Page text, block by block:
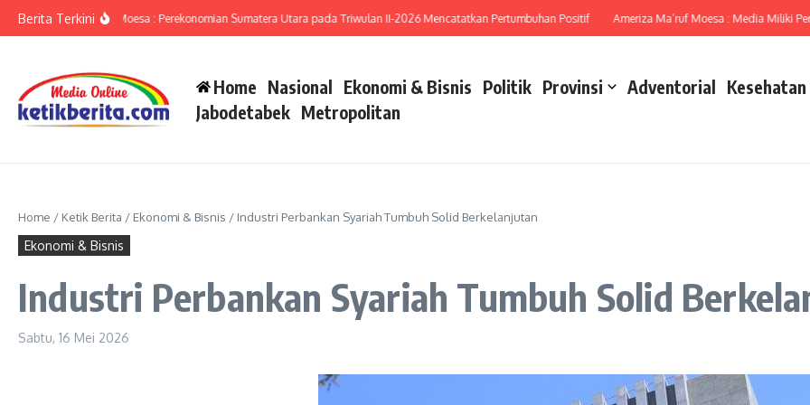
Berita Terkini
Ameriza Ma’ruf Moesa : Perekonomian Sumatera Utara pada Triwulan II-2026 Mencatatkan Pertumbuhan Positif Ameriza Ma’ruf Moesa : Media Miliki Peran
Home Nasional Ekonomi & Bisnis Politik Provinsi Adventorial Kesehatan
Jabodetabek Metropolitan
Home / Ketik Berita / Ekonomi & Bisnis / Industri Perbankan Syariah Tumbuh Solid Berkelanjutan
Ekonomi & Bisnis
Industri Perbankan Syariah Tumbuh Solid
Sabtu, 16 Mei 2026